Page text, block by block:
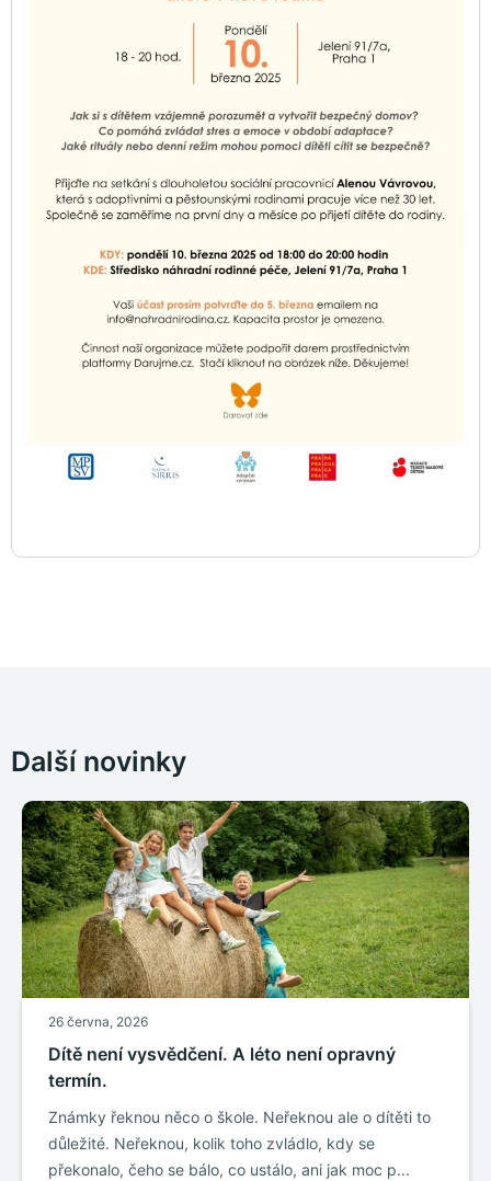
Další novinky
26 června, 2026
Dítě není vysvědčení. A léto není opravný
termín.
Známky řeknou něco o škole. Neřeknou ale o dítěti to
důležité. Neřeknou, kolik toho zvládlo, kdy se
překonalo, čeho se bálo, co ustálo, ani jak moc p...